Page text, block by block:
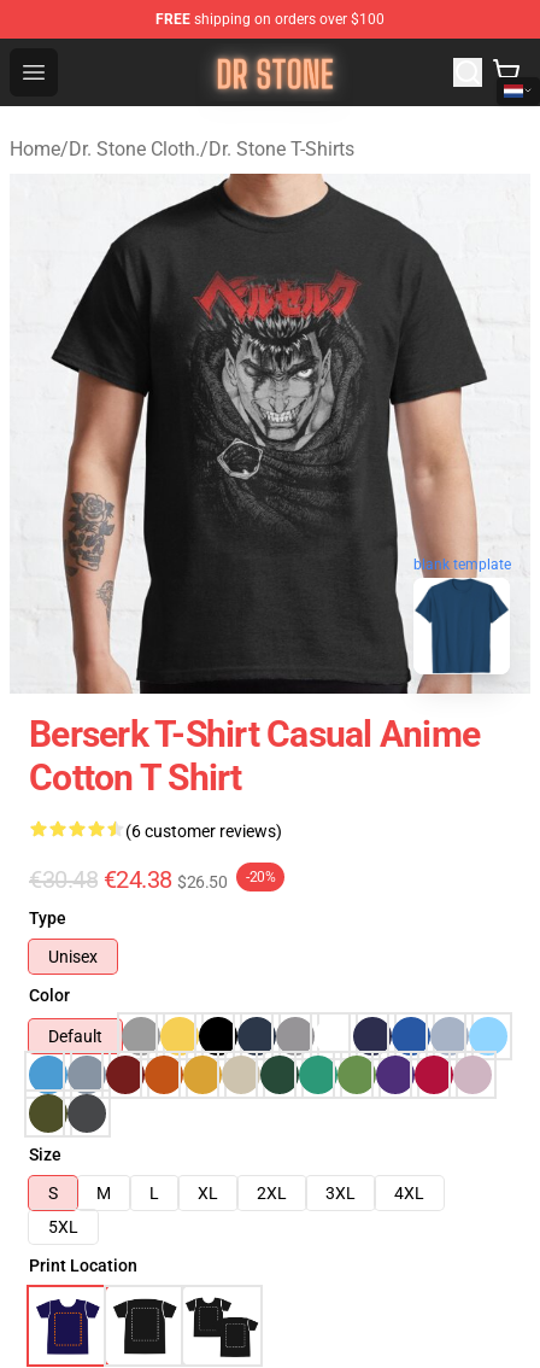
FREE shipping on orders over $100
Open menu
Dr Stone Store - Official Dr Stone Merchandise Shop
Home/Dr. Stone Cloth./Dr. Stone T-Shirts
blank template
Berserk T-Shirt Casual Anime
Cotton T Shirt
(6 customer reviews)
€30.48 €24.38 $26.50 -20%
Type
Unisex
Color
Default
Size
S
M L XL 2XL 3XL
4XL
5XL
Print Location